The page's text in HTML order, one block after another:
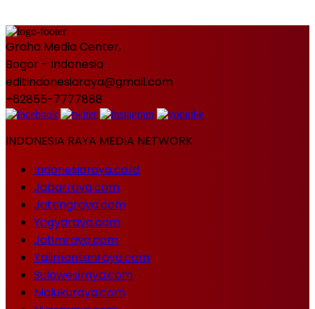
Graha Media Center,
Bogor - Indonesia
editindonesiaraya@gmail.com
+62855-7777888
INDONESIA RAYA MEDIA NETWORK
Indonesiaraya.co.id
Jabarraya.com
Jatengraya.com
Yogyaraya.com
Jatimraya.com
Kalimantanraya.com
Sulawesiraya.com
Malukuraya.com